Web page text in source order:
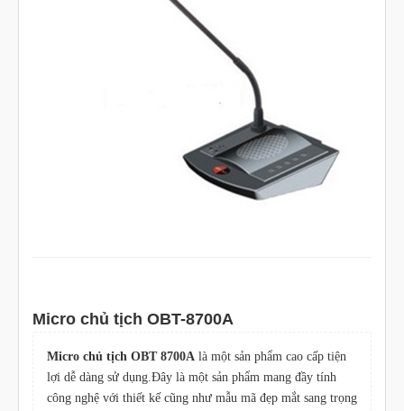
Micro chủ tịch OBT-8700A
Micro chủ tịch OBT 8700A là một sản phẩm cao cấp tiện
lợi dễ dàng sử dụng.Đây là một sản phẩm mang đầy tính
công nghệ với thiết kế cũng như mẫu mã đẹp mắt sang trọng